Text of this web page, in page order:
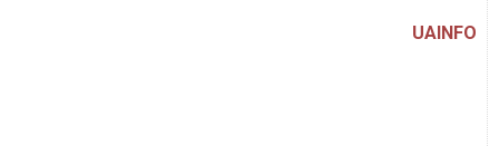
UAINFO